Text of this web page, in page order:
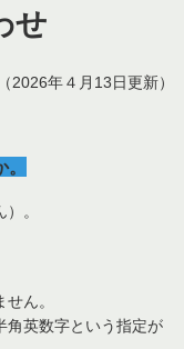
せ
（2026年４月13日更新）
。
ん。
英数字という指定が